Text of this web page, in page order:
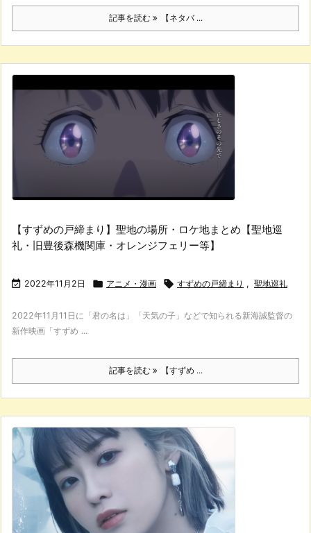
記事を読む 【ネタバ ...
【すずめの戸締まり】聖地の場所・ロケ地まとめ【聖地巡
礼・旧豊後森機関庫・オレンジフェリー等】
 2022年11月2日  アニメ・漫画  すずめの戸締まり , 聖地巡礼
2022年11月11日に「君の名は」「天気の子」などで知られる新海誠監督の
新作映画「すずめ ...
記事を読む 【すずめ ...